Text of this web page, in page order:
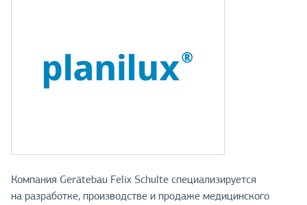
Компания Gerätebau Felix Schulte специализируется
на разработке, производстве и продаже медицинского